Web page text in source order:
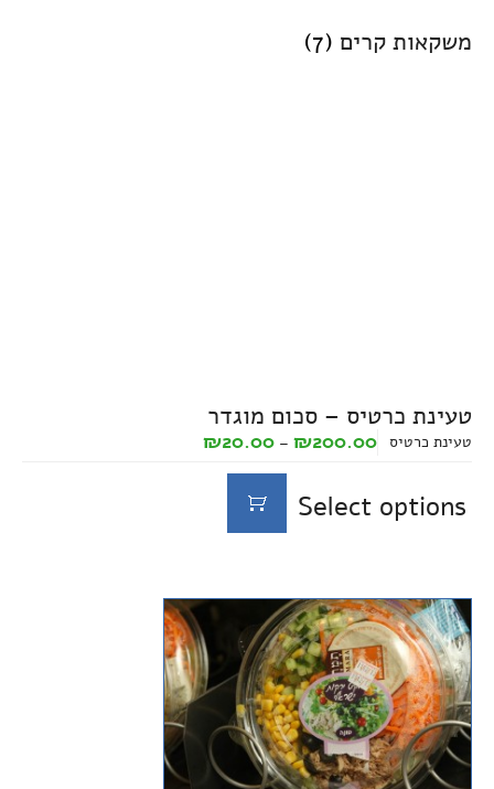
משקאות קרים (7)
טעינת כרטיס – סכום מוגדר
טעינת כרטיס ₪20.00 – ₪200.00
Select options